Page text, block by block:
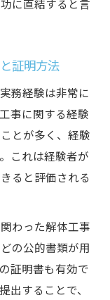
に直結すると言
証明方法
務経験は非常に
事に関する経験
とが多く、経験
これは経験者が
ると評価される
わった解体工事
の公的書類が用
証明書も有効で
出することで、